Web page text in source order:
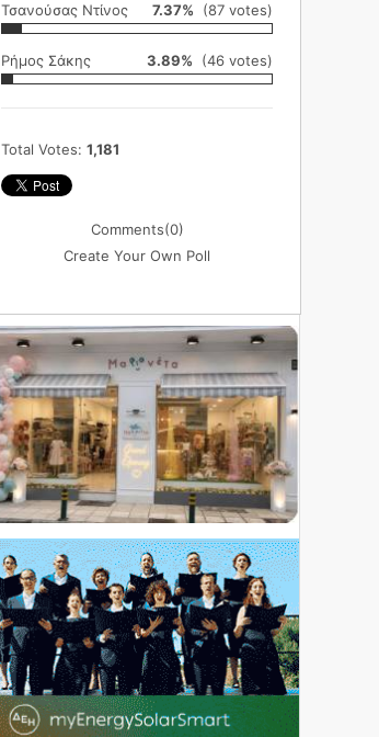
Τσανούσας Ντίνος 7.37% (87 votes)
Ρήμος Σάκης 3.89% (46 votes)
Total Votes: 1,181
Comments(0)
Create Your Own Poll